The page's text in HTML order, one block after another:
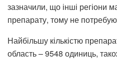
зазначили, що інші регіони
препарату, тому не
Найбільшу кількістю
область – 9548 одиниць,